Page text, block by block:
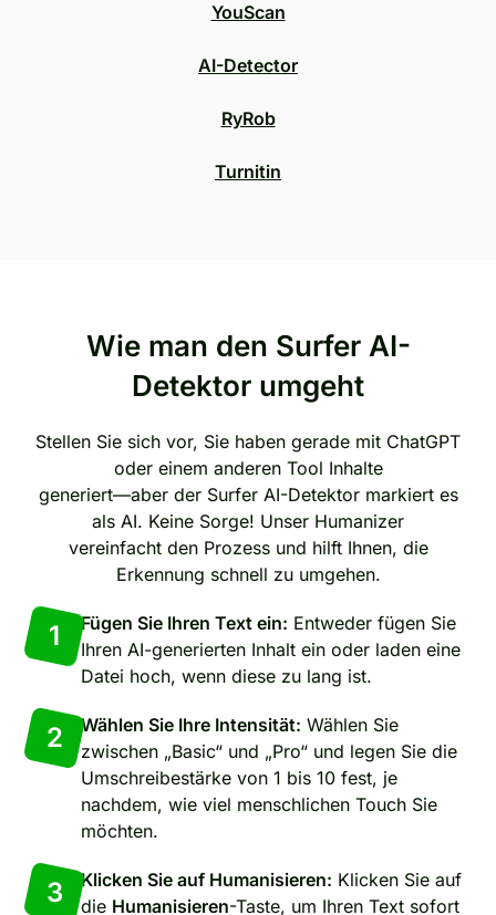
YouScan
AI-Detector
RyRob
Turnitin
Wie man den Surfer AI-
Detektor umgeht
Stellen Sie sich vor, Sie haben gerade mit ChatGPT
oder einem anderen Tool Inhalte
generiert—aber der Surfer AI-Detektor markiert es
als AI. Keine Sorge! Unser Humanizer
vereinfacht den Prozess und hilft Ihnen, die
Erkennung schnell zu umgehen.
1 Fügen Sie Ihren Text ein: Entweder fügen Sie
Ihren AI-generierten Inhalt ein oder laden eine
Datei hoch, wenn diese zu lang ist.
2 Wählen Sie Ihre Intensität: Wählen Sie
zwischen „Basic“ und „Pro“ und legen Sie die
Umschreibestärke von 1 bis 10 fest, je
nachdem, wie viel menschlichen Touch Sie
möchten.
3 Klicken Sie auf Humanisieren: Klicken Sie auf
die Humanisieren-Taste, um Ihren Text sofort